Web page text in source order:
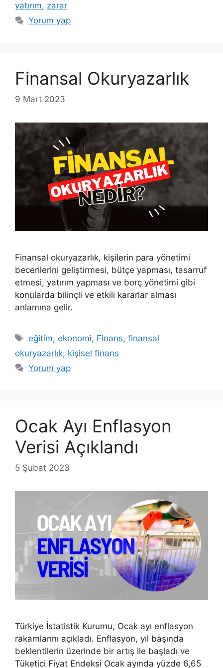
yatırım, zarar
Yorum yap
Finansal Okuryazarlık
9 Mart 2023
Finansal okuryazarlık, kişilerin para yönetimi
becerilerini geliştirmesi, bütçe yapması, tasarruf
etmesi, yatırım yapması ve borç yönetimi gibi
konularda bilinçli ve etkili kararlar alması
anlamına gelir.
Etiketler
eğitim, ekonomi, Finans,finansal
okuryazarlık, kişisel finans
Yorum yap
Ocak Ayı Enflasyon
Verisi Açıklandı
5 Şubat 2023
Türkiye İstatistik Kurumu, Ocak ayı enflasyon
rakamlarını açıkladı. Enflasyon, yıl başında
beklentilerin üzerinde bir artış ile başladı ve
Tüketici Fiyat Endeksi Ocak ayında yüzde 6,65